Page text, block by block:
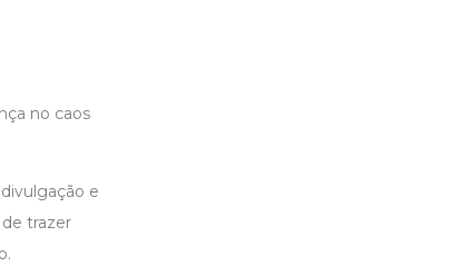
no caos
e
trazer